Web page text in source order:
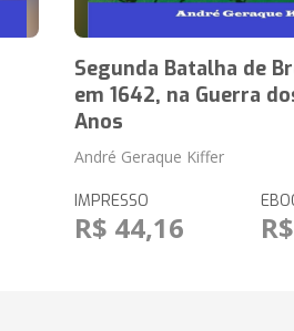
Segunda Batalha de
em 1642, na Guerra
Anos
André Geraque Kiffer
IMPRESSO
R$ 44,16